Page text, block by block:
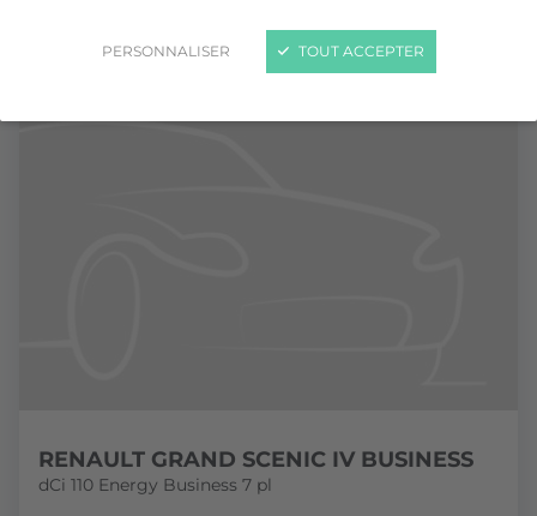
PERSONNALISER TOUT ACCEPTER
RENAULT GRAND SCENIC IV BUSINESS
dCi 110 Energy Business 7 pl